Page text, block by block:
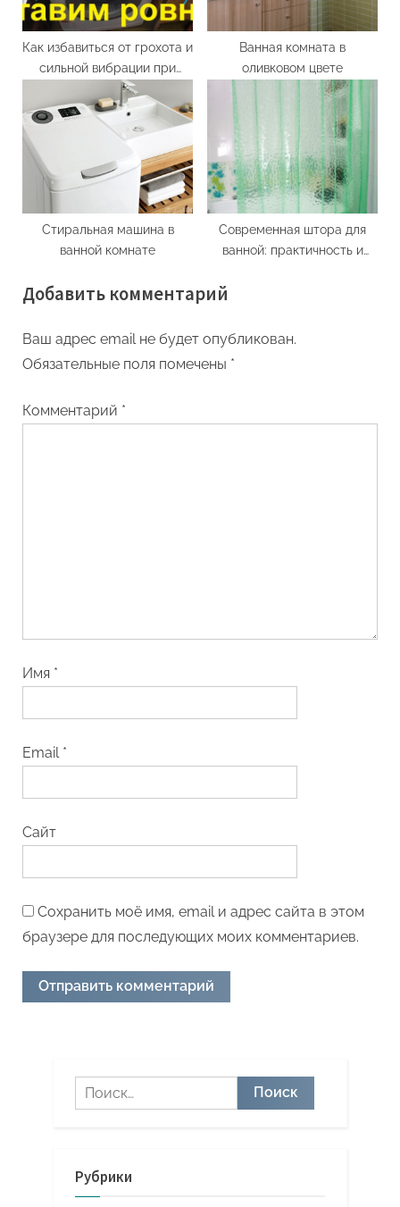
Как избавиться от грохота и
сильной вибрации при
работе стиральной
машинки
Ванная комната в
оливковом цвете
Стиральная машина в
ванной комнате
Современная штора для
ванной: практичность и
Добавить комментарий
Ваш адрес email не будет опубликован.
Обязательные поля помечены *
Комментарий *
Имя *
Email *
Сайт
Сохранить моё имя, email и адрес сайта в этом
браузере для последующих моих комментариев.
Найти:
Рубрики